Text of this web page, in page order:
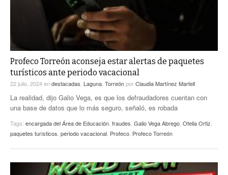
Profeco Torreón aconseja estar alertas de paquetes
turísticos ante periodo vacacional
22 julio, 2024endestacadas Laguna TorreónporClaudia Martínez Martell
La realidad, dijo Galio Vega, es que los defraudadores cuentan con
una base de datos que lo más seguro, señaló, es robada
Tags: encargada del Área de Educación fraudes Galio Vega Abrego Ofelia Ortiz
paquetes turísticos periodo vacacional Profeco Profeco Torreón